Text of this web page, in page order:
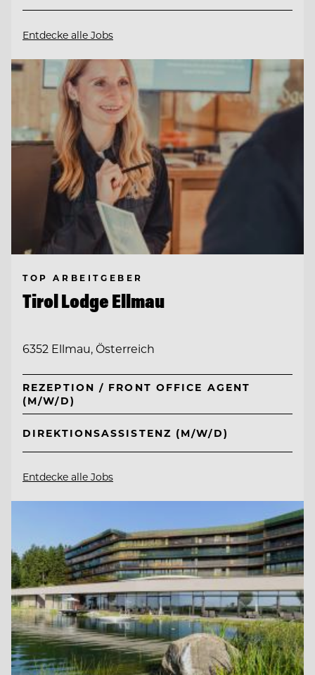
Entdecke alle Jobs
TOP ARBEITGEBER
Tirol Lodge Ellmau
6352 Ellmau, Österreich
REZEPTION / FRONT OFFICE AGENT
(M/W/D)
DIREKTIONSASSISTENZ (M/W/D)
Entdecke alle Jobs